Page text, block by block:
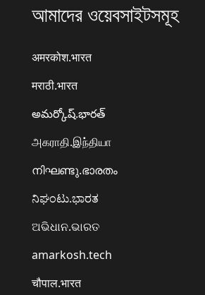
আমাদের ওয়েবসাইটসমূহ
अमरकोश.भारत
मराठी.भारत
అమర్కోష్.భారత్
அகராதி.இந்தியா
നിഘണ്ടു.ഭാരതം
ನಿಘಂಟು.ಭಾರತ
ଅଭିଧାନ.ଭାରତ
amarkosh.tech
चौपाल.भारत